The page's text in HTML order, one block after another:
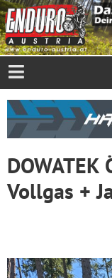
DOWATEK
Vollgas +